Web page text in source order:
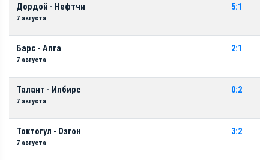
Дордой - Нефтчи
7 августа
5:1
Барс - Алга
7 августа
2:1
Талант - Илбирс
7 августа
0:2
Токтогул - Озгон
7 августа
3:2